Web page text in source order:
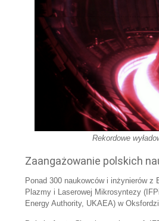
Rekordowe
Zaangażowanie polskich
Ponad 300 naukowców i inżynierów
Plazmy i Laserowej Mikrosyntezy
Energy Authority, UKAEA) w